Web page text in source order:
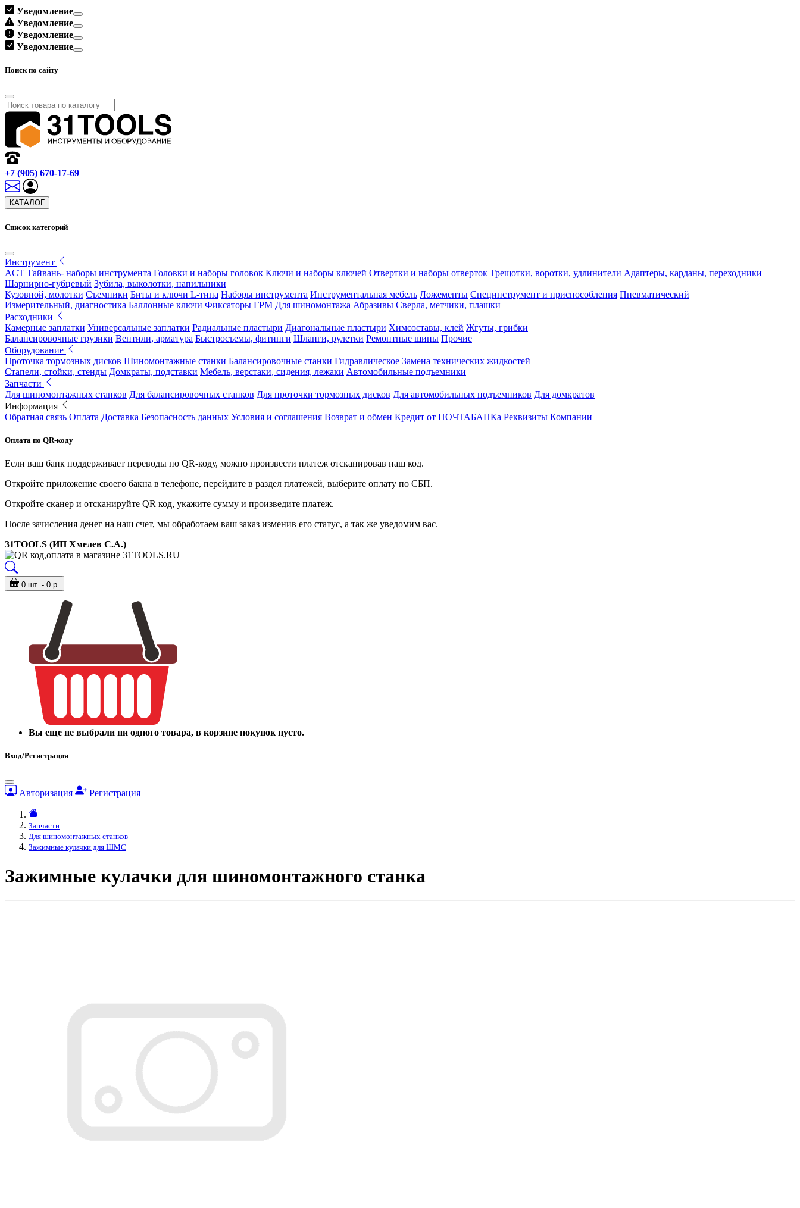
Уведомление
Уведомление
Уведомление
Уведомление
Поиск по сайту
+7 (905) 670-17-69
КАТАЛОГ
Список категорий
Инструмент
ACT Тайвань- наборы инструмента Головки и наборы головок Ключи и наборы ключей Отвертки и наборы отверток Трещотки, воротки, удлинители Адаптеры, карданы, переходники
Шарнирно-губцевый Зубила, выколотки, напильники
Кузовной, молотки Съемники Биты и ключи L-типа Наборы инструмента Инструментальная мебель Ложементы Специнструмент и приспособления Пневматический
Измерительный, диагностика Баллонные ключи Фиксаторы ГРМ Для шиномонтажа Абразивы Сверла, метчики, плашки
Расходники
Камерные заплатки Универсальные заплатки Радиальные пластыри Диагональные пластыри Химсоставы, клей Жгуты, грибки
Балансировочные грузики Вентили, арматура Быстросъемы, фитинги Шланги, рулетки Ремонтные шипы Прочие
Оборудование
Проточка тормозных дисков Шиномонтажные станки Балансировочные станки Гидравлическое Замена технических жидкостей
Стапели, стойки, стенды Домкраты, подставки Мебель, верстаки, сидения, лежаки Автомобильные подъемники
Запчасти
Для шиномонтажных станков Для балансировочных станков Для проточки тормозных дисков Для автомобильных подъемников Для домкратов
Информация
Обратная связь Оплата Доставка Безопасность данных Условия и соглашения Возврат и обмен Кредит от ПОЧТАБАНКа Реквизиты Компании
Оплата по QR-коду
Если ваш банк поддерживает переводы по QR-коду, можно произвести платеж отсканировав наш код.
Откройте приложение своего бакна в телефоне, перейдите в раздел платежей, выберите оплату по СБП.
Откройте сканер и отсканируйте QR код, укажите сумму и произведите платеж.
После зачисления денег на наш счет, мы обработаем ваш заказ изменив его статус, а так же уведомим вас.
31TOOLS (ИП Хмелев С.А.)
0 шт. - 0 р.
Вы еще не выбрали ни одного товара, в корзине покупок пусто.
Вход/Регистрация
Авторизация Регистрация
Запчасти
Для шиномонтажных станков
Зажимные кулачки для ШМС
Зажимные кулачки для шиномонтажного станка